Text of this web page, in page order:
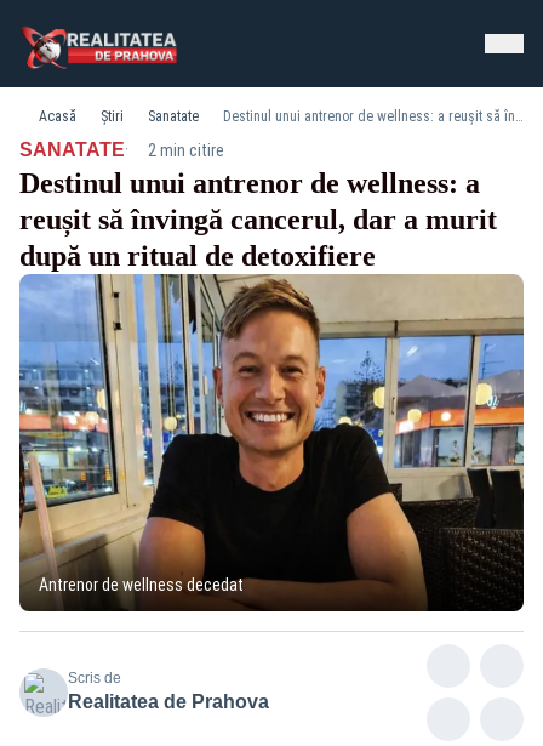
Acasă Știri Sanatate Destinul unui antrenor de wellness: a reușit să învingă cancerul, dar a murit după un ritual de detoxifiere
SANATATE· 2 min citire
Destinul unui antrenor de wellness: a
reușit să învingă cancerul, dar a murit
după un ritual de detoxifiere
Antrenor de wellness decedat
Scris de
Realitatea de Prahova